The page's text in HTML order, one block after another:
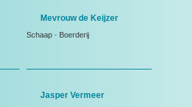
Mevrouw de Keijzer
Schaap - Boerderij
Jasper Vermeer